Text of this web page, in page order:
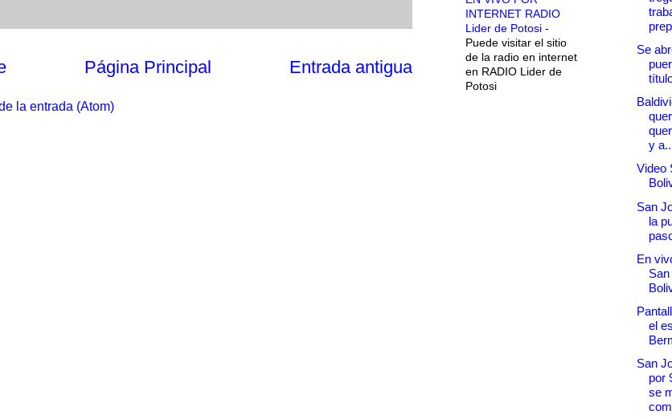
Entrada antigua
Página Principal
la entrada (Atom)
INTERNET RADIO
Lider de Potosi -
Puede visitar el sitio
de la radio en internet
en RADIO Lider de
Potosi
Se
y
Video
San
la
En
el
San
por
se